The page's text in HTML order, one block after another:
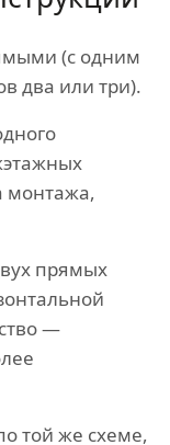
(с одним
два или три).
монтажа,
прямых
—
той же схеме,